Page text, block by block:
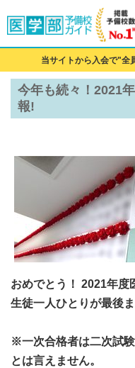
当サイトから入会で"全
今年も続々！2021
報!
おめでとう！ 2021年度
生徒一人ひとりが最後
※一次合格者は二次試
とは言えません。